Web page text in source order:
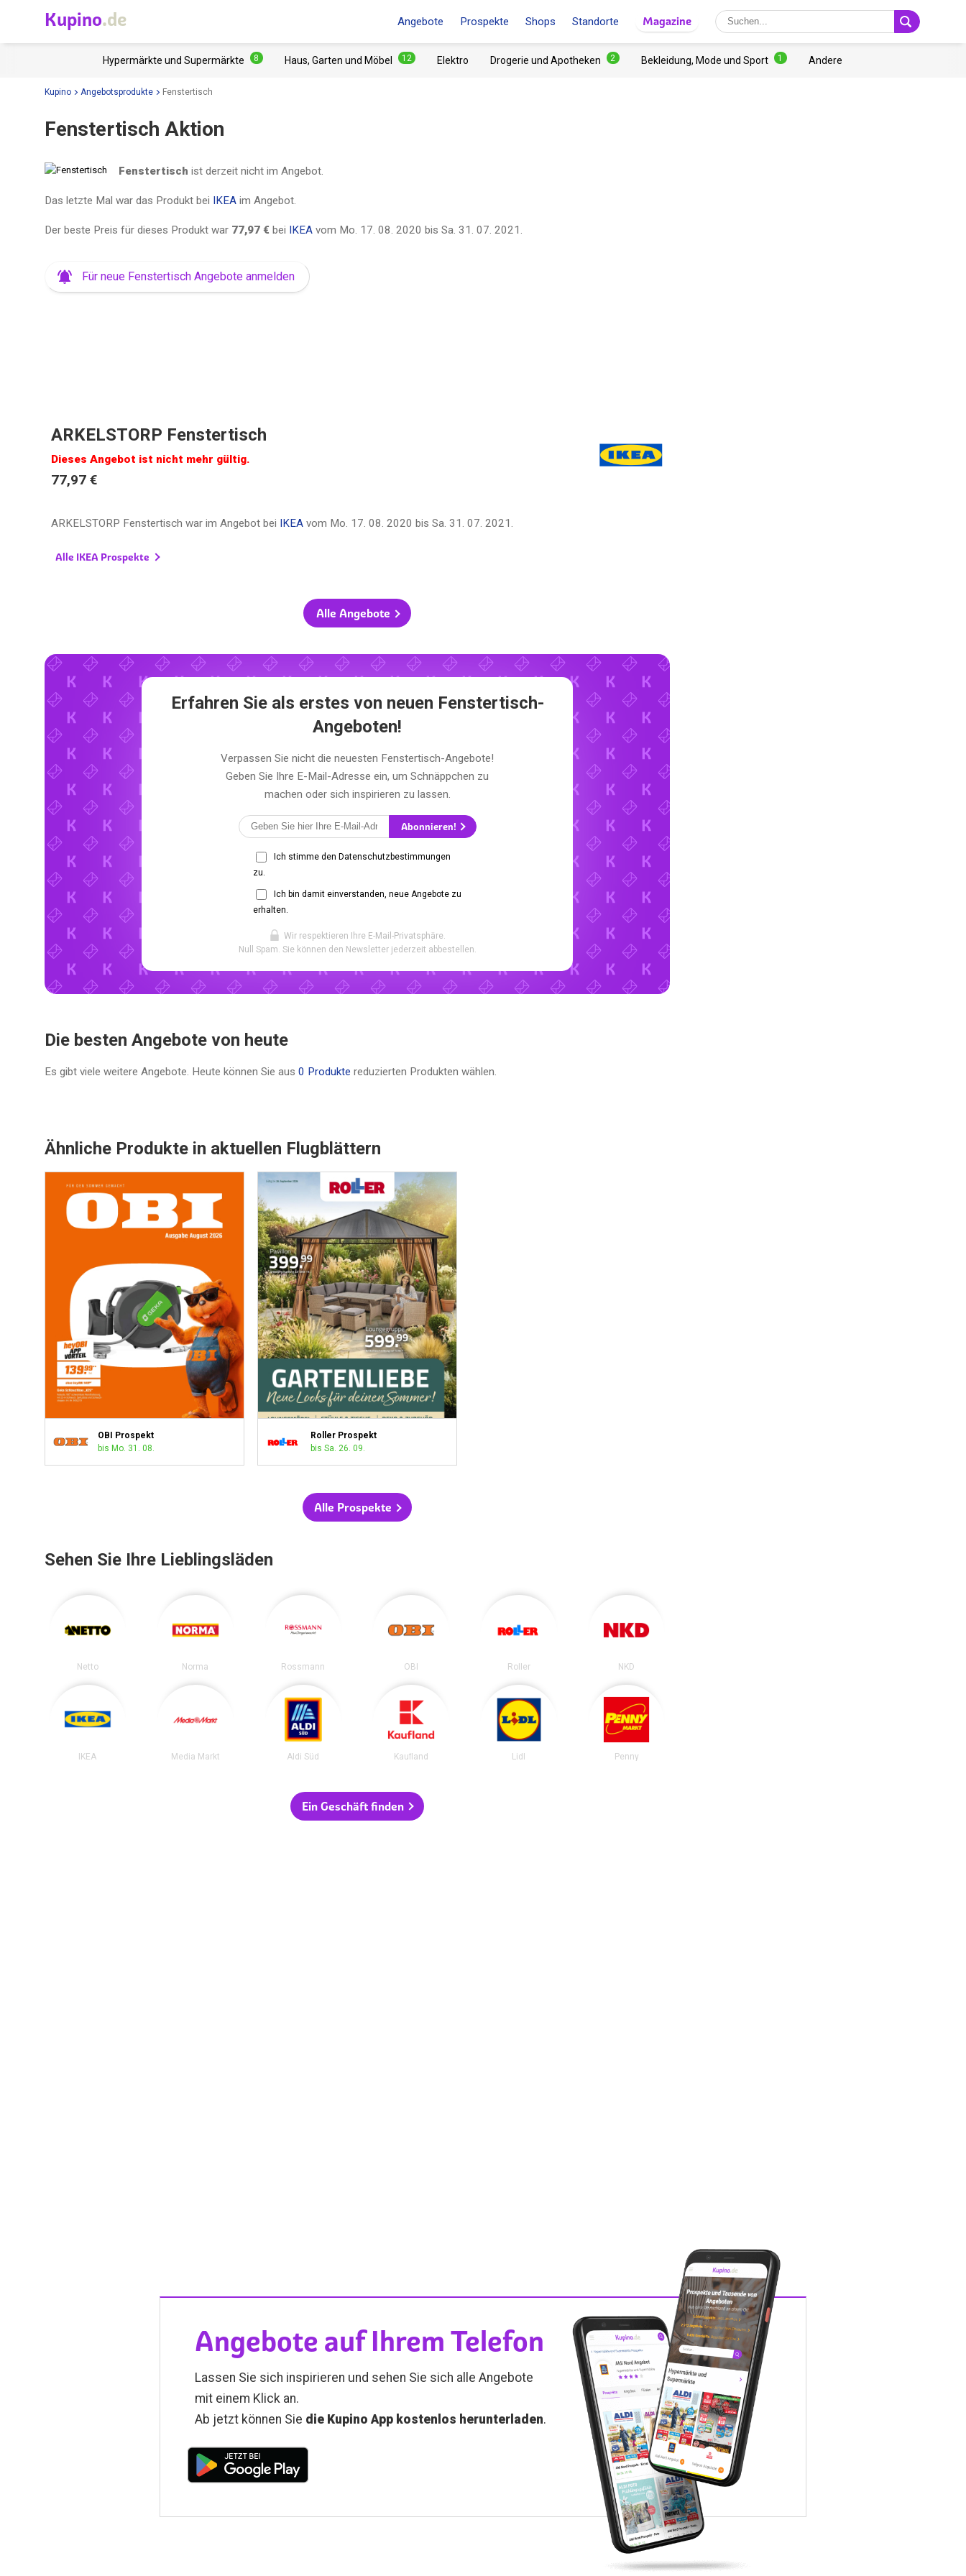
Kupino.de Angebote Prospekte Shops Standorte Magazine
Hypermärkte und Supermärkte 8 Haus, Garten und Möbel 12 Elektro Drogerie und Apotheken 2 Bekleidung, Mode und Sport 1 Andere
Kupino Angebotsprodukte Fenstertisch
Fenstertisch Aktion
Fenstertisch ist derzeit nicht im Angebot.
Das letzte Mal war das Produkt bei IKEA im Angebot.
Der beste Preis für dieses Produkt war 77,97 € bei IKEA vom Mo. 17. 08. 2020 bis Sa. 31. 07. 2021 .
Für neue Fenstertisch Angebote anmelden
ARKELSTORP Fenstertisch
Dieses Angebot ist nicht mehr gültig.
77,97 €
ARKELSTORP Fenstertisch war im Angebot bei IKEAvom Mo. 17. 08. 2020 bis Sa. 31. 07. 2021 .
Alle IKEA Prospekte
Alle Angebote
Erfahren Sie als erstes von neuen Fenstertisch-
Angeboten!
Verpassen Sie nicht die neuesten Fenstertisch-Angebote!
Geben Sie Ihre E-Mail-Adresse ein, um Schnäppchen zu
machen oder sich inspirieren zu lassen.
Abonnieren!
Ich stimme den Datenschutzbestimmungen
zu.
Ich bin damit einverstanden, neue Angebote zu
erhalten.
Wir respektieren Ihre E-Mail-Privatsphäre.
Null Spam. Sie können den Newsletter jederzeit abbestellen.
Die besten Angebote von heute
Es gibt viele weitere Angebote. Heute können Sie aus 0 Produkte reduzierten Produkten wählen.
Ähnliche Produkte in aktuellen Flugblättern
OBI Prospekt
bis Mo. 31. 08.
Roller Prospekt
bis Sa. 26. 09.
Alle Prospekte
Sehen Sie Ihre Lieblingsläden
Netto Norma Rossmann OBI Roller NKD
IKEA Media Markt Aldi Süd Kaufland Lidl Penny
Ein Geschäft finden
Angebote auf Ihrem Telefon
Lassen Sie sich inspirieren und sehen Sie sich alle Angebote
mit einem Klick an.
Ab jetzt können Sie die Kupino App kostenlos herunterladen.